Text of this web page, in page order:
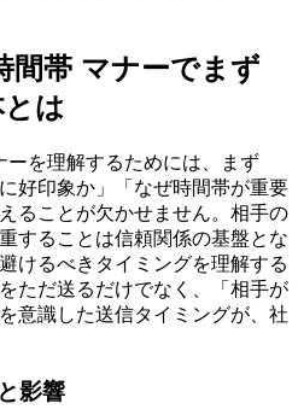
間帯 マナーでまず
は
ーを理解するためには、まず
好印象か」「なぜ時間帯が重要
ることが欠かせません。相手の
することは信頼関係の基盤とな
けるべきタイミングを理解する
ただ送るだけでなく、「相手が
意識した送信タイミングが、社
影響